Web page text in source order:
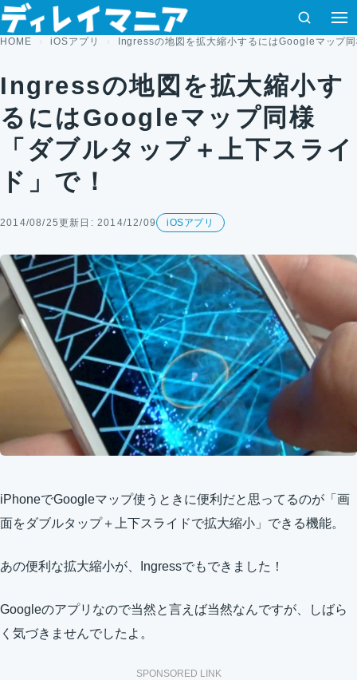
コンテンツへスキップ
検索
HOME iOSアプリ Ingressの地図を拡大縮小するにはGoogleマップ
Ingressの地図を拡大縮小す
るにはGoogleマップ同様
「ダブルタップ＋上下スライ
ド」で！
2014/08/25更新日: 2014/12/09 iOSアプリ
iPhoneでGoogleマップ使うときに便利だと思ってるのが「画
面をダブルタップ＋上下スライドで拡大縮小」できる機能。
あの便利な拡大縮小が、Ingressでもできました！
Googleのアプリなので当然と言えば当然なんですが、しばら
く気づきませんでしたよ。
SPONSORED LINK